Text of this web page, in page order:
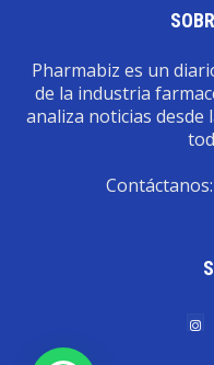
Pharmabiz es un
de la industria
analiza noticias desde
Contáctanos: